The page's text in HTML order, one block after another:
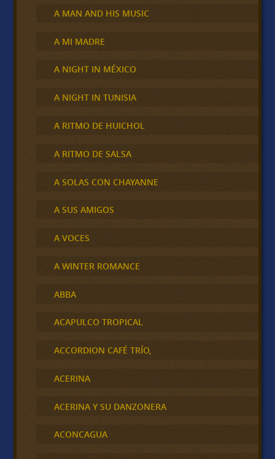
A MAN AND HIS MUSIC
A MI MADRE
A NIGHT IN MÉXICO
A NIGHT IN TUNISIA
A RITMO DE HUICHOL
A RITMO DE SALSA
A SOLAS CON CHAYANNE
A SUS AMIGOS
A VOCES
A WINTER ROMANCE
ABBA
ACAPULCO TROPICAL
ACCORDION CAFÉ TRÍO,
ACERINA
ACERINA Y SU DANZONERA
ACONCAGUA